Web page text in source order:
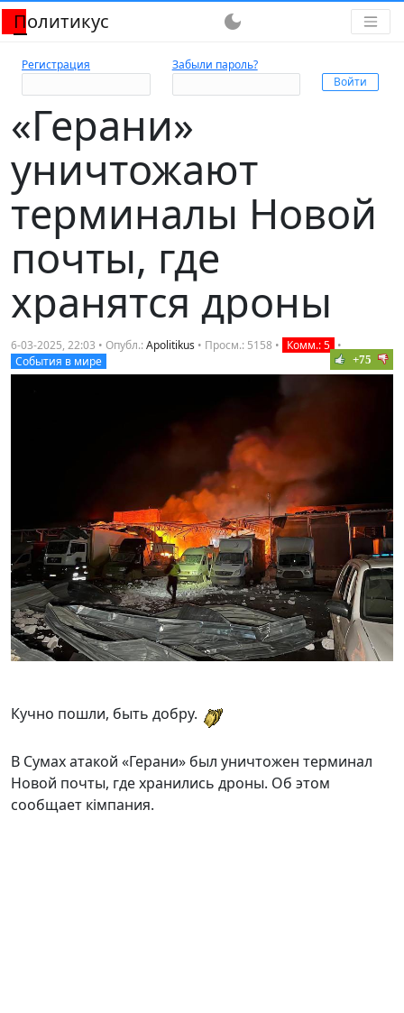
Политикус dark_mode
Регистрация Забыли пароль?
«Герани»
уничтожают
терминалы Новой
почты, где
хранятся дроны
6-03-2025, 22:03 • Опубл.:Apolitikus • Просм.: 5158 • Комм.: 5 •
События в мире
+75
Кучно пошли, быть добру.
В Сумах атакой «Герани» был уничтожен терминал
Новой почты, где хранились дроны. Об этом
сообщает кiмпания.